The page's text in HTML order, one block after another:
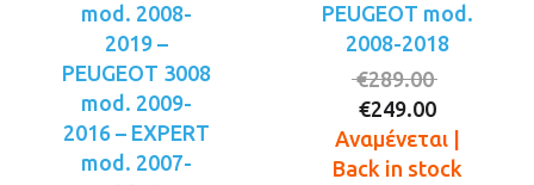
mod. 2008-
2019 –
PEUGEOT 3008
mod. 2009-
2016 – EXPERT
mod. 2007-
PEUGEOT mod.
2008-2018
€289.00
was:
€289.00.
€249.00
τιμή
Αναμένεται |
Back in stock